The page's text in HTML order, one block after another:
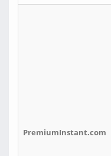
PremiumInstant.com